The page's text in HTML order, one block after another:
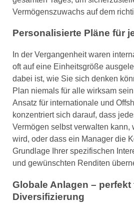
Vermögenszuwachs auf dem
Personalisierte Pläne für
In der Vergangenheit waren
oft auf eine Einheitsgröße
dabei ist, wie Sie sich denken
Plan niemals für alle wirksam
Ansatz für internationale und
konzentriert sich darauf, dass
Vermögen selbst verwalten kann,
wird, oder dass ein Manager die
Grundlage Ihrer spezifischen
und gewünschten Renditen
Globale Anlagen – perfekt
Diversifizierung